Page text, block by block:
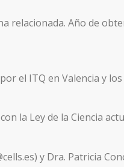
relacionada. Año de
el ITQ en Valencia y
la Ley de la Ciencia
y Dra. Patricia